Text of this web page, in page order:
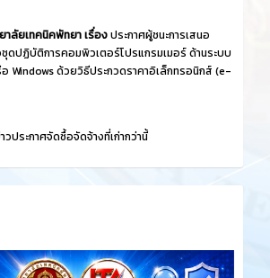
าลัยเทคนิคพัทยา เรื่องประกาศผู้ชนะการเสนอ
ชุดปฏิบัติการคอมพิวเตอร์โปรแกรมเมอร์ ด้านระบบ
Windows ด้วยวิธีประกวดราคาอิเล็กทรอนิกส์ (e-
วประกาศจัดซื้อจัดจ้างที่เก่ากว่านี้